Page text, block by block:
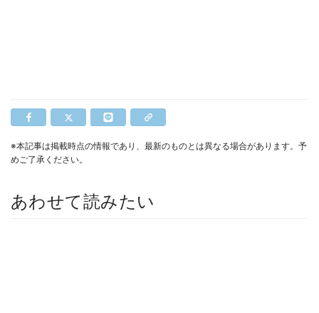
※本記事は掲載時点の情報であり、最新のものとは異なる場合があります。予
めご了承ください。
あわせて読みたい